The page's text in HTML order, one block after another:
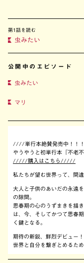
第1話を読む
虫みたい
公開中のエピソード
虫みたい
マリ
////単行本絶賛発売中！
やうやうと初単行本『不老
/////購入はこちら/////
私たちが望む世界って、間
大人と子供のあいだの永遠
の隙間。
思春期の心のうずまきを描
は、今、そしてかつて思春
く鍵となる。
期待の新鋭、鮮烈デビュー！
世界と自分を繋ぎとめるため